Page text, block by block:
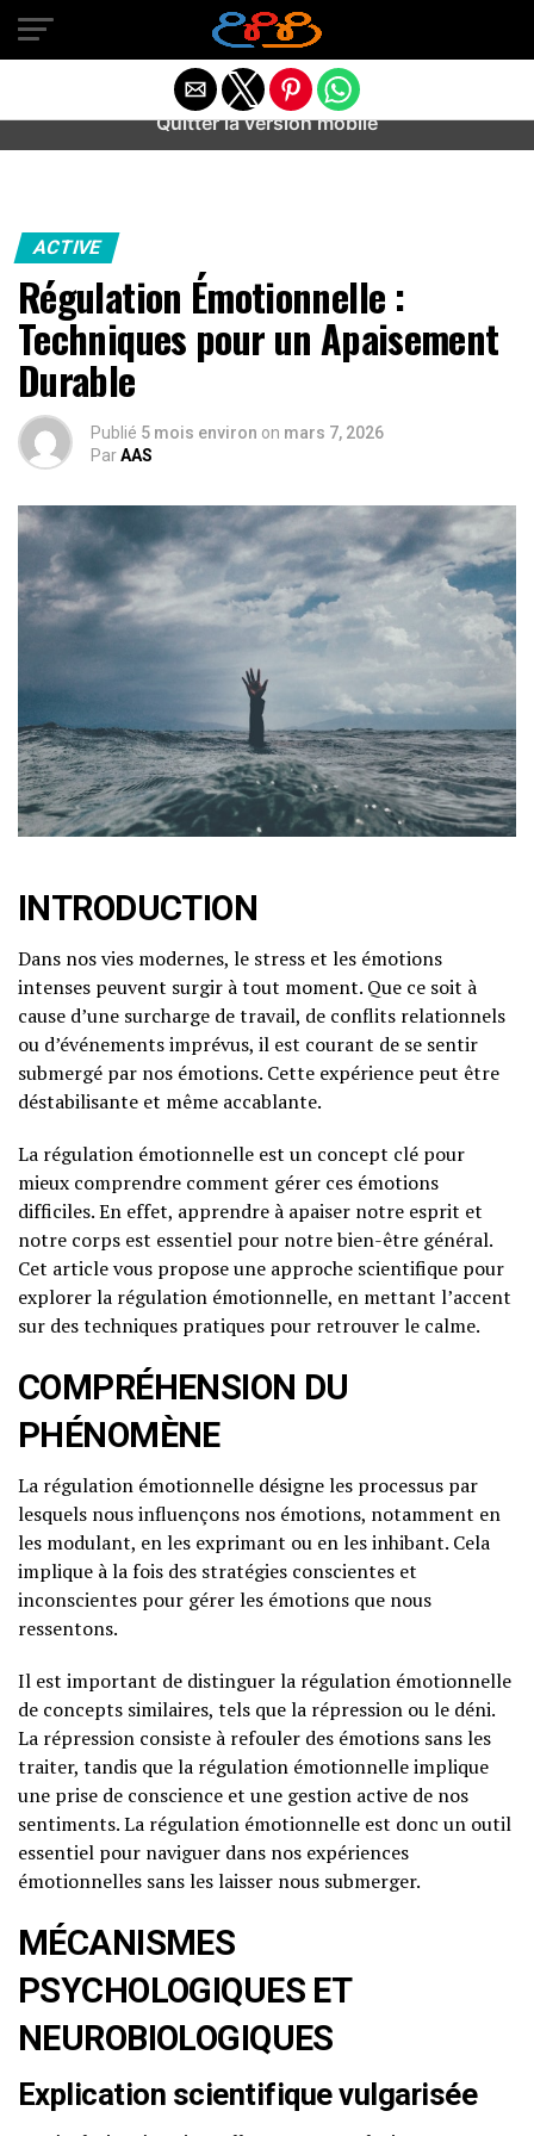
Warning
: preg_match(): Unknown modifier '/' in
/home/u589487443/domains/aideanxietestress.fr/
content/plugins/idev-post-views/includes/class-bots.php
ACTIVE
Régulation Émotionnelle :
Techniques pour un Apaisement
Durable
Publié 5 mois environ on mars 7, 2026
ParAAS
INTRODUCTION
Dans nos vies modernes, le stress et les émotions
intenses peuvent surgir à tout moment. Que ce soit à
cause d’une surcharge de travail, de conflits relationnels
ou d’événements imprévus, il est courant de se sentir
submergé par nos émotions. Cette expérience peut être
déstabilisante et même accablante.
La régulation émotionnelle est un concept clé pour
mieux comprendre comment gérer ces émotions
difficiles. En effet, apprendre à apaiser notre esprit et
notre corps est essentiel pour notre bien-être général.
Cet article vous propose une approche scientifique pour
explorer la régulation émotionnelle, en mettant l’accent
sur des techniques pratiques pour retrouver le calme.
COMPRÉHENSION DU
PHÉNOMÈNE
La régulation émotionnelle désigne les processus par
lesquels nous influençons nos émotions, notamment en
les modulant, en les exprimant ou en les inhibant. Cela
implique à la fois des stratégies conscientes et
inconscientes pour gérer les émotions que nous
ressentons.
Il est important de distinguer la régulation émotionnelle
de concepts similaires, tels que la répression ou le déni.
La répression consiste à refouler des émotions sans les
traiter, tandis que la régulation émotionnelle implique
une prise de conscience et une gestion active de nos
sentiments. La régulation émotionnelle est donc un outil
essentiel pour naviguer dans nos expériences
émotionnelles sans les laisser nous submerger.
MÉCANISMES
PSYCHOLOGIQUES ET
NEUROBIOLOGIQUES
Explication scientifique vulgarisée
Quitter la version mobile